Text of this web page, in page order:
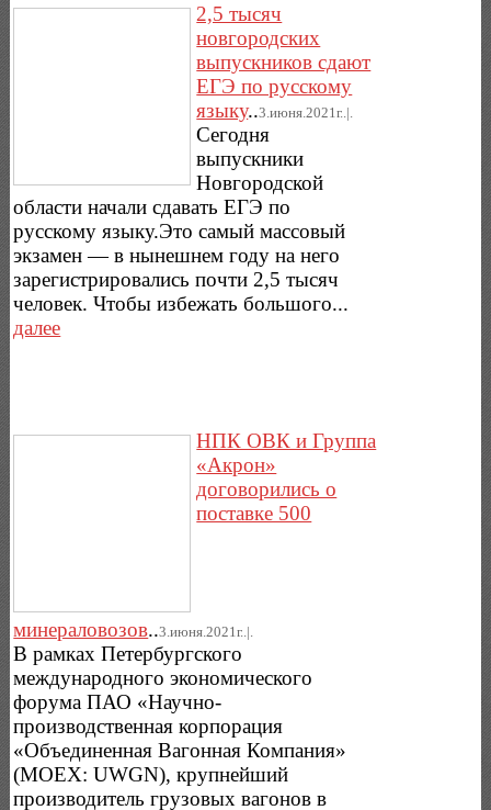
2,5 тысяч
новгородских
выпускников сдают
ЕГЭ по русскому
языку..3.июня.2021г..|.
Сегодня
выпускники
Новгородской
области начали сдавать ЕГЭ по
русскому языку.Это самый массовый
экзамен — в нынешнем году на него
зарегистрировались почти 2,5 тысяч
человек. Чтобы избежать большого...
далее
НПК ОВК и Группа
«Акрон»
договорились о
поставке 500
минераловозов..3.июня.2021г..|.
В рамках Петербургского
международного экономического
форума ПАО «Научно-
производственная корпорация
«Объединенная Вагонная Компания»
(MOEX: UWGN), крупнейший
производитель грузовых вагонов в